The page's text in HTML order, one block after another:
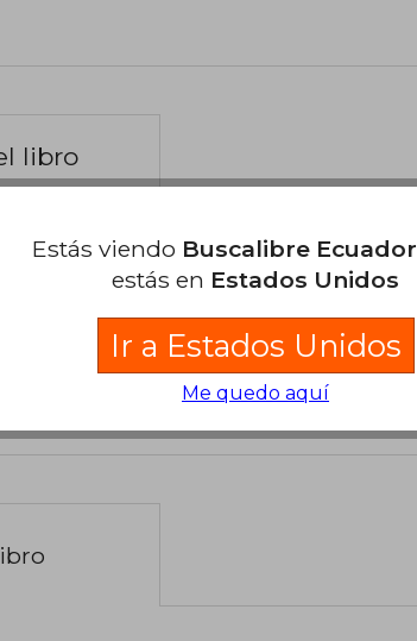
libro
Originales.
Estás viendo Buscalibre Ecuador
estás en Estados Unidos
Ir a Estados Unidos
Me quedo aquí